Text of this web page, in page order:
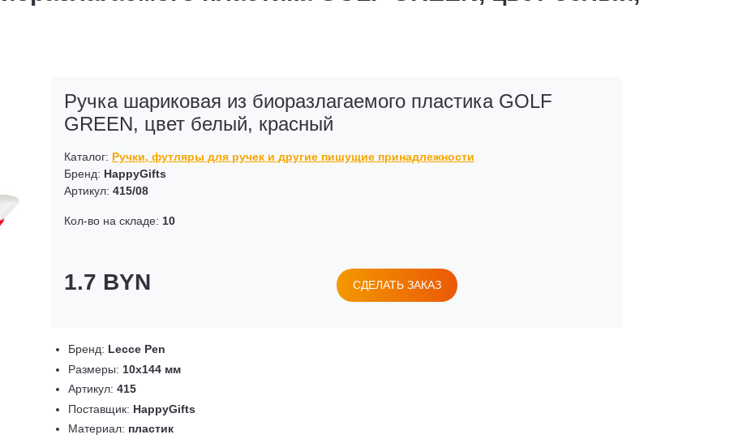
Ручка шариковая из биоразлагаемого пластика GOLF
GREEN, цвет белый, красный
Каталог: Ручки, футляры для ручек и другие пишущие принадлежности
Бренд: HappyGifts
Артикул: 415/08
Кол-во на складе: 10
1.7 BYN СДЕЛАТЬ ЗАКАЗ
Бренд: Lecce Pen
Размеры: 10х144 мм
Артикул: 415
Поставщик: HappyGifts
Материал: пластик